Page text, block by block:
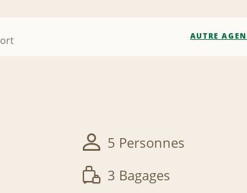
AUTRE
5 Personnes
3 Bagages